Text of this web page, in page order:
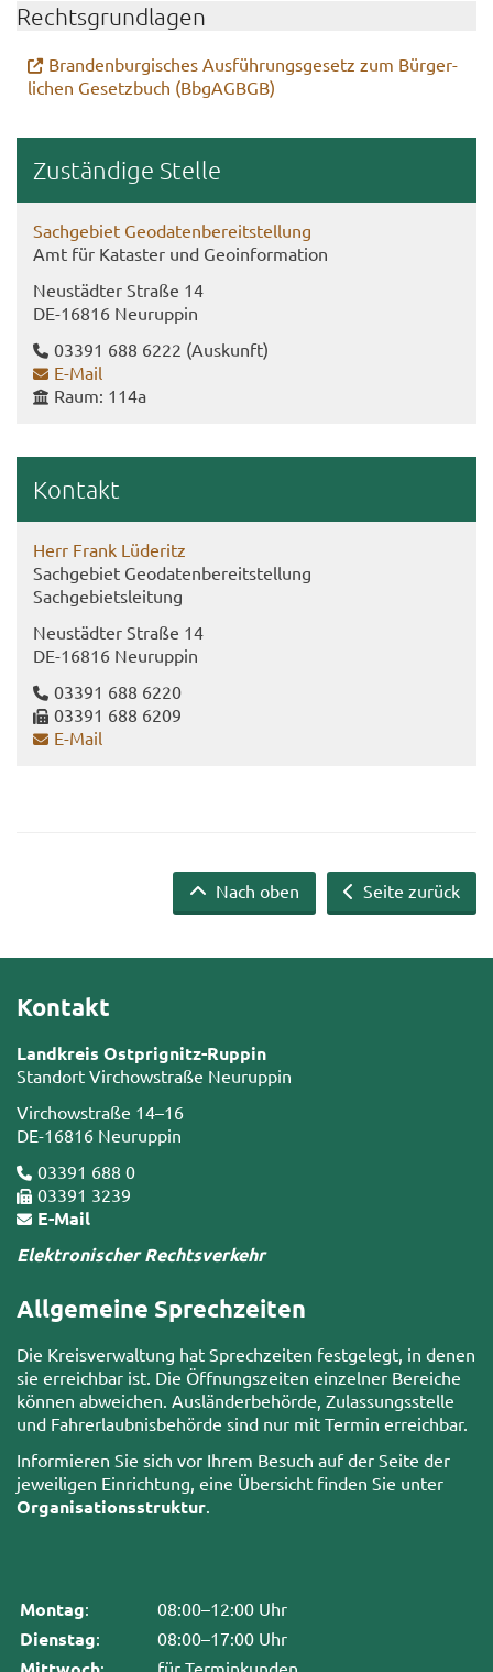
Rechts­grund­la­gen
Bran­den­bur­gi­sches Aus­füh­rungs­ge­setz zum Bür­ger­
li­chen Ge­setz­buch (Bb­gAGBGB)
Zu­stän­di­ge Stel­le
Sach­ge­biet Geo­da­ten­be­reit­stel­lung
Amt für Ka­tas­ter und Geo­in­for­ma­ti­on
Neu­städ­ter Stra­ße 14
DE-​16816 Neu­rup­pin
03391 688 6222 (Aus­kunft)
E-​Mail
Raum: 114a
Kon­takt
Herr Frank Lü­de­ritz
Sach­ge­biet Geo­da­ten­be­reit­stel­lung
Sach­ge­biets­lei­tung
Neu­städ­ter Stra­ße 14
DE-​16816 Neu­rup­pin
03391 688 6220
03391 688 6209
E-​Mail
Seite zurück
Nach oben
Kontakt
Landkreis Ostprignitz-Ruppin
Standort Virchowstraße Neuruppin
Virchowstraße 14–16
DE-16816 Neuruppin
03391 688 0
03391 3239
E-Mail
Elektronischer Rechtsverkehr
Allgemeine Sprechzeiten
Die Kreisverwaltung hat Sprechzeiten festgelegt, in denen
sie erreichbar ist. Die Öffnungszeiten einzelner Bereiche
können abweichen. Ausländerbehörde, Zulassungsstelle
und Fahrerlaubnisbehörde sind nur mit Termin erreichbar.
Informieren Sie sich vor Ihrem Besuch auf der Seite der
jeweiligen Einrichtung, eine Übersicht finden Sie unter
Organisationsstruktur
Montag: 08:00–12:00 Uhr
Dienstag: 08:00–17:00 Uhr